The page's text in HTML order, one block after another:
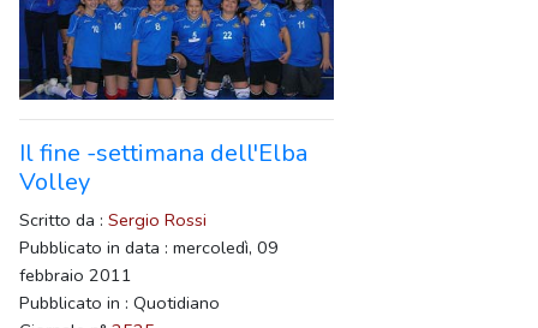
Il fine -settimana dell'Elba
Volley
Scritto da : Sergio Rossi
Pubblicato in data : mercoledì, 09
febbraio 2011
Pubblicato in : Quotidiano